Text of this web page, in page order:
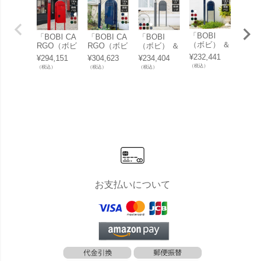
「BOBI CA
RGO（ボビ
カーゴ） ＆
門柱メリ＋
バロ（照
¥294,151
（税込）
「BOBI CA
RGO（ボビ
カーゴ） ＆
門柱メリ＋
ピート（照
¥304,623
（税込）
「BOBI
（ボビ） ＆
門柱メリ＋
ソポ（照
明）セッ
¥234,404
（税込）
「BOBI
（ボビ） ＆
門柱メリ＋
バロ（照
明）セッ
¥232,441
（税込）
「
お支払いについて